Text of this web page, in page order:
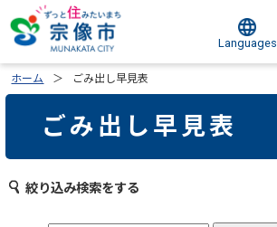
Languages
ホーム ごみ出し早見表
ごみ出し早見表
絞り込み検索をする